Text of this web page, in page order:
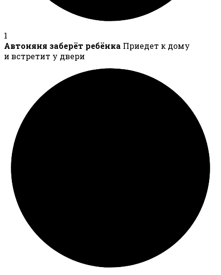
1
Автоняня заберёт ребёнка Приедет к дому
и встретит у двери